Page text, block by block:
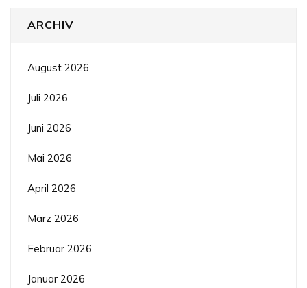
ARCHIV
August 2026
Juli 2026
Juni 2026
Mai 2026
April 2026
März 2026
Februar 2026
Januar 2026